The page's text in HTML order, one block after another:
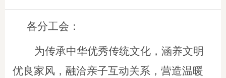
各分工会：
为传承中华优秀传统文化，涵养文明
优良家风，融洽亲子互动关系，营造温暖